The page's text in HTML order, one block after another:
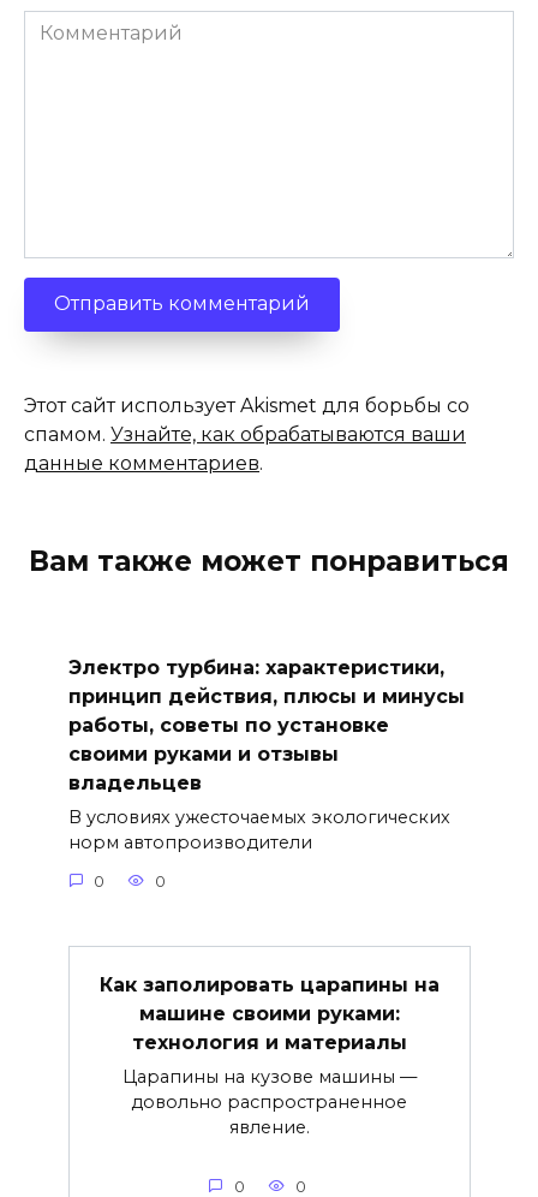
Комментарий
Этот сайт использует Akismet для борьбы со
спамом. Узнайте, как обрабатываются ваши
данные комментариев.
Вам также может понравиться
Электро турбина: характеристики,
принцип действия, плюсы и минусы
работы, советы по установке
своими руками и отзывы
владельцев
В условиях ужесточаемых экологических
норм автопроизводители
0 0
Как заполировать царапины на
машине своими руками:
технология и материалы
Царапины на кузове машины —
довольно распространенное
явление.
0 0